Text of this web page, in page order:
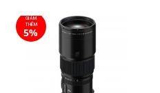
GIẢM
THÊM
5%